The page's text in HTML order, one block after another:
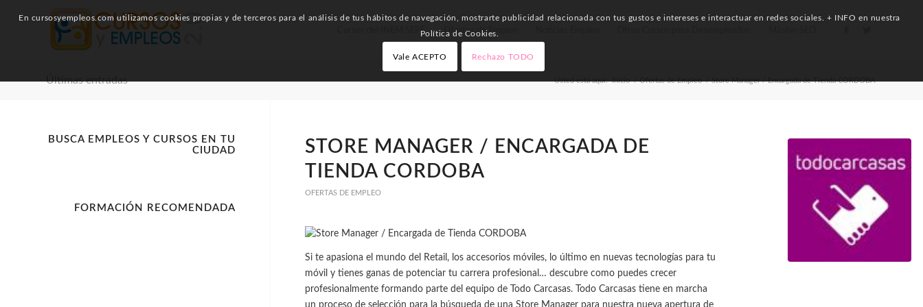
Cursos del INEM SEPE Ofertas de Empleo
Últimas entradas Usted está aquí: Inicio / Ofertas de Empleo / Store Manager / Encargada de Tienda CORDOBA
STORE MANAGER / ENCARGADA DE
TIENDA CORDOBA
OFERTAS DE EMPLEO
Si te apasiona el mundo del Retail, los accesorios móviles, lo último en nuevas tecnologías para tu
móvil y tienes ganas de potenciar tu carrera profesional… descubre como puedes crecer
profesionalmente formando parte del equipo de Todo Carcasas. Todo Carcasas tiene en marcha
un proceso de selección para la búsqueda de una Store Manager para nuestra nueva apertura de
BUSCA EMPLEOS Y CURSOS EN TU
CIUDAD
FORMACIÓN RECOMENDADA
En cursosyempleos.com utilizamos cookies propias y de terceros para el análisis de tus hábitos de navegación, mostrarte publicidad relacionada con tus gustos e intereses e interactuar en redes sociales. + INFO en nuestra
Política de Cookies.
Vale ACEPTO Rechazo TODO